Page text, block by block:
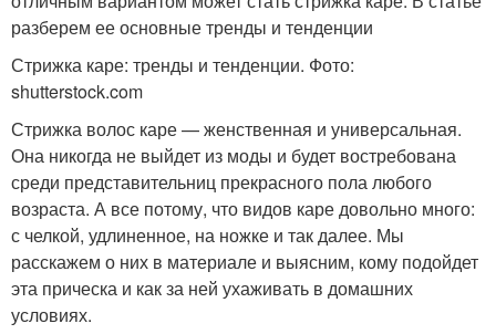
разберем ее основные тренды и тенденции
Стрижка каре: тренды и тенденции. Фото:
shutterstock.com
Стрижка волос каре — женственная и универсальная.
Она никогда не выйдет из моды и будет востребована
среди представительниц прекрасного пола любого
возраста. А все потому, что видов каре довольно много:
с челкой, удлиненное, на ножке и так далее. Мы
расскажем о них в материале и выясним, кому подойдет
эта прическа и как за ней ухаживать в домашних
условиях.